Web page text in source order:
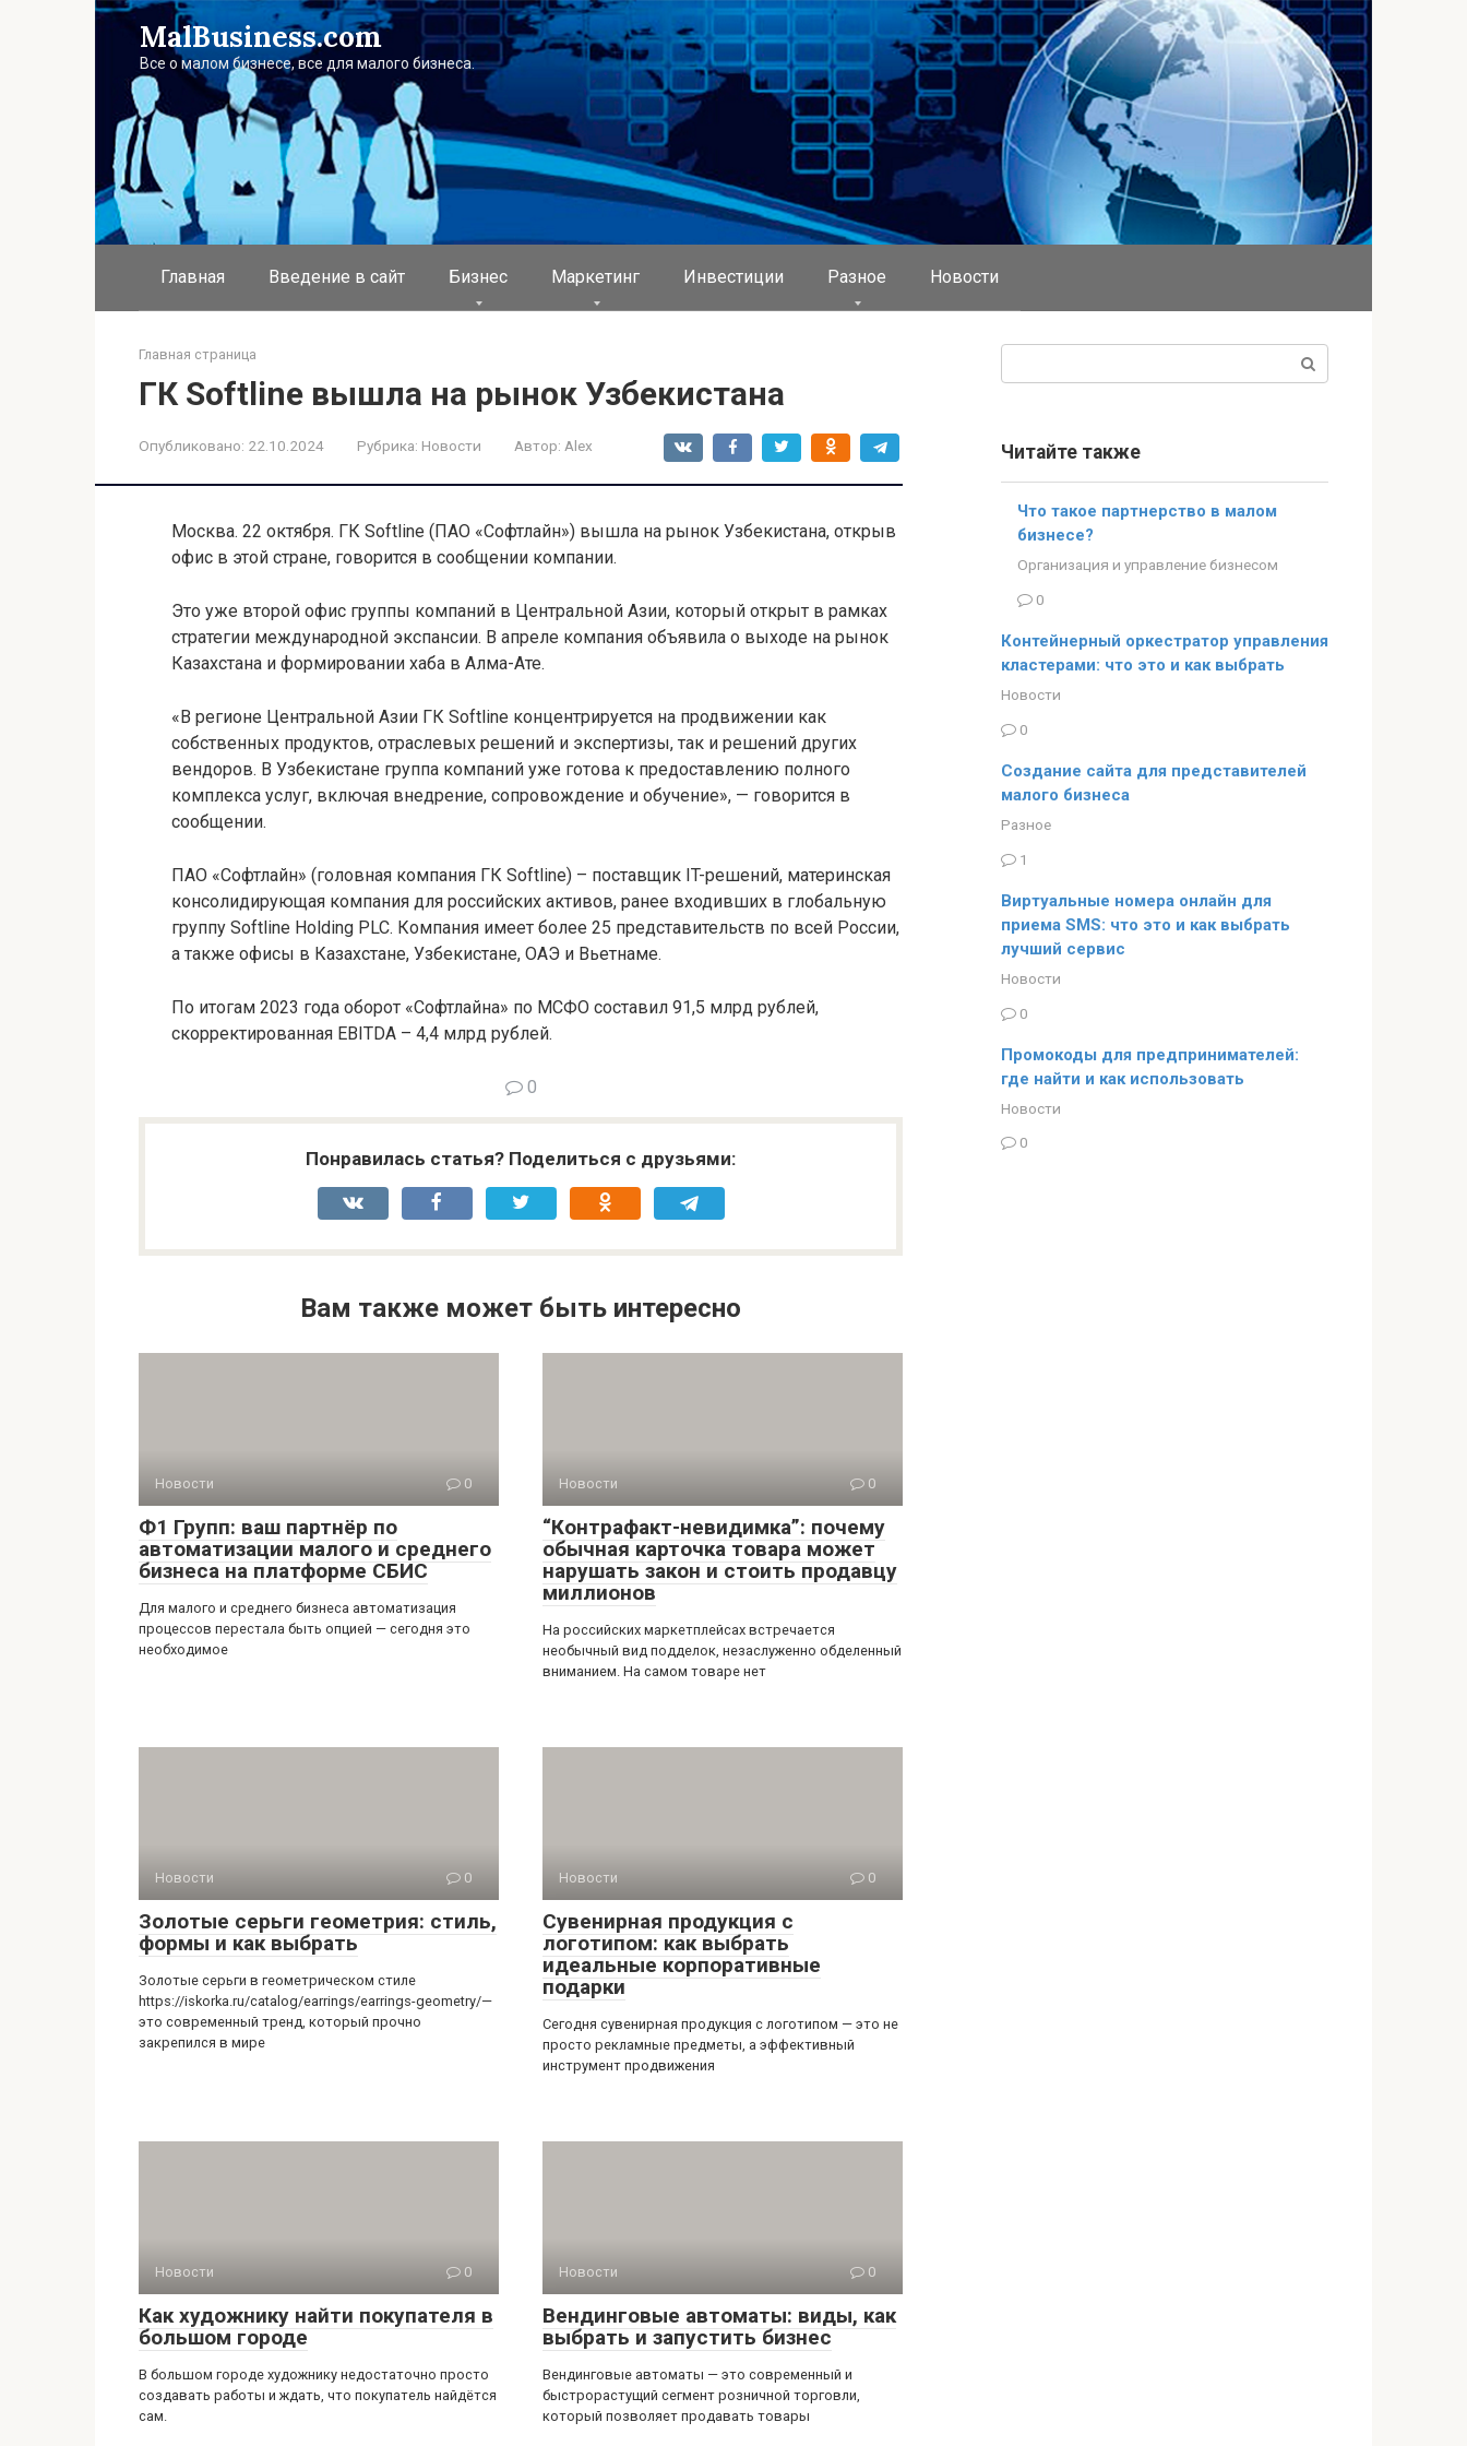
MalBusiness.com
Все о малом бизнесе, все для малого бизнеса.
Главная Введение в сайт Бизнес Маркетинг Инвестиции Разное Новости
Главная страница
ГК Softline вышла на рынок Узбекистана
Опубликовано: 22.10.2024 Рубрика: Новости Автор: Alex
Москва. 22 октября. ГК Softline (ПАО «Софтлайн») вышла на рынок Узбекистана, открыв
офис в этой стране, говорится в сообщении компании.
Это уже второй офис группы компаний в Центральной Азии, который открыт в рамках
стратегии международной экспансии. В апреле компания объявила о выходе на рынок
Казахстана и формировании хаба в Алма-Ате.
«В регионе Центральной Азии ГК Softline концентрируется на продвижении как
собственных продуктов, отраслевых решений и экспертизы, так и решений других
вендоров. В Узбекистане группа компаний уже готова к предоставлению полного
комплекса услуг, включая внедрение, сопровождение и обучение», — говорится в
сообщении.
ПАО «Софтлайн» (головная компания ГК Softline) – поставщик IT-решений, материнская
консолидирующая компания для российских активов, ранее входивших в глобальную
группу Softline Holding PLC. Компания имеет более 25 представительств по всей России,
а также офисы в Казахстане, Узбекистане, ОАЭ и Вьетнаме.
По итогам 2023 года оборот «Софтлайна» по МСФО составил 91,5 млрд рублей,
скорректированная EBITDA – 4,4 млрд рублей.
0
Понравилась статья? Поделиться с друзьями:
Вам также может быть интересно
Новости 0
Ф1 Групп: ваш партнёр по
автоматизации малого и среднего
бизнеса на платформе СБИС
Для малого и среднего бизнеса автоматизация
процессов перестала быть опцией — сегодня это
необходимое
Новости 0
“Контрафакт-невидимка”: почему
обычная карточка товара может
нарушать закон и стоить продавцу
миллионов
На российских маркетплейсах встречается
необычный вид подделок, незаслуженно обделенный
вниманием. На самом товаре нет
Новости 0
Золотые серьги геометрия: стиль,
формы и как выбрать
Золотые серьги в геометрическом стиле
https://iskorka.ru/catalog/earrings/earrings-geometry/—
это современный тренд, который прочно
закрепился в мире
Новости 0
Сувенирная продукция с
логотипом: как выбрать
идеальные корпоративные
подарки
Сегодня сувенирная продукция с логотипом — это не
просто рекламные предметы, а эффективный
инструмент продвижения
Новости 0
Как художнику найти покупателя в
большом городе
В большом городе художнику недостаточно просто
создавать работы и ждать, что покупатель найдётся
сам.
Новости 0
Вендинговые автоматы: виды, как
выбрать и запустить бизнес
Вендинговые автоматы — это современный и
быстрорастущий сегмент розничной торговли,
который позволяет продавать товары
Читайте также
Что такое партнерство в малом
бизнесе?
Организация и управление бизнесом
0
Контейнерный оркестратор управления
кластерами: что это и как выбрать
Новости
0
Создание сайта для представителей
малого бизнеса
Разное
1
Виртуальные номера онлайн для
приема SMS: что это и как выбрать
лучший сервис
Новости
0
Промокоды для предпринимателей:
где найти и как использовать
Новости
0